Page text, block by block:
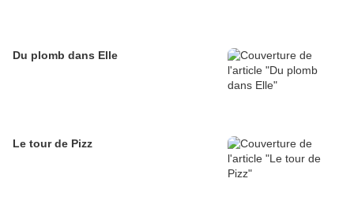
Du plomb dans Elle
Le tour de Pizz